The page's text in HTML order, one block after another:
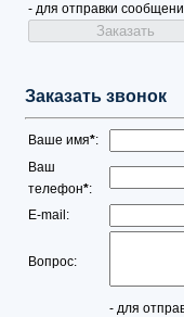
- для отправки
Заказать звонок
Ваше имя*:
Ваш
телефон*:
E-mail:
Вопрос:
- для